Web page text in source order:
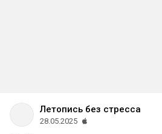
Летопись без стресса
28.05.2025